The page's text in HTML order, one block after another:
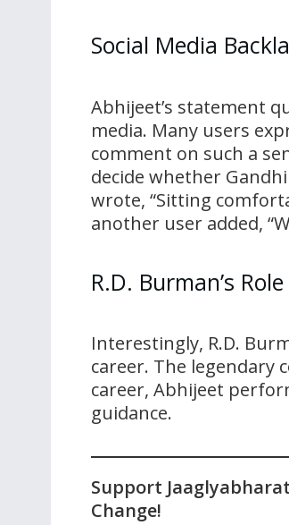
Social Media
Abhijeet’s statement
media. Many users
comment on such a
decide whether
wrote, “Sitting
another user added,
R.D. Burman’s
Interestingly, R.D.
career. The legendary
career, Abhijeet
guidance.
Support
Change!